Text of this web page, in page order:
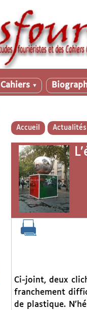
Cahiers ▼
Accueil Actualités
Ci-joint, deux
franchement
de plastique.